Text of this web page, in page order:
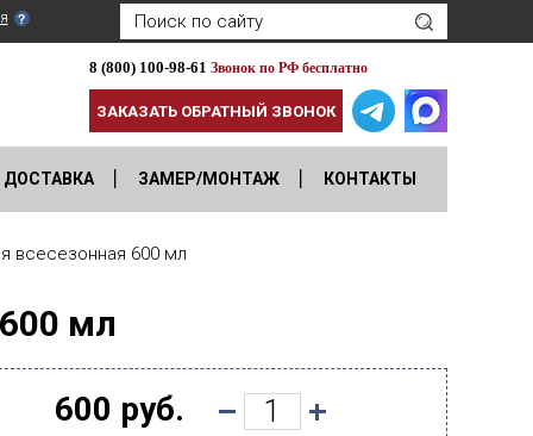
8 (800) 100-98-61 Звонок по РФ бесплатно
ЗАКАЗАТЬ ОБРАТНЫЙ ЗВОНОК
ДОСТАВКА ЗАМЕР/МОНТАЖ КОНТАКТЫ
600 мл
мл
600 руб.